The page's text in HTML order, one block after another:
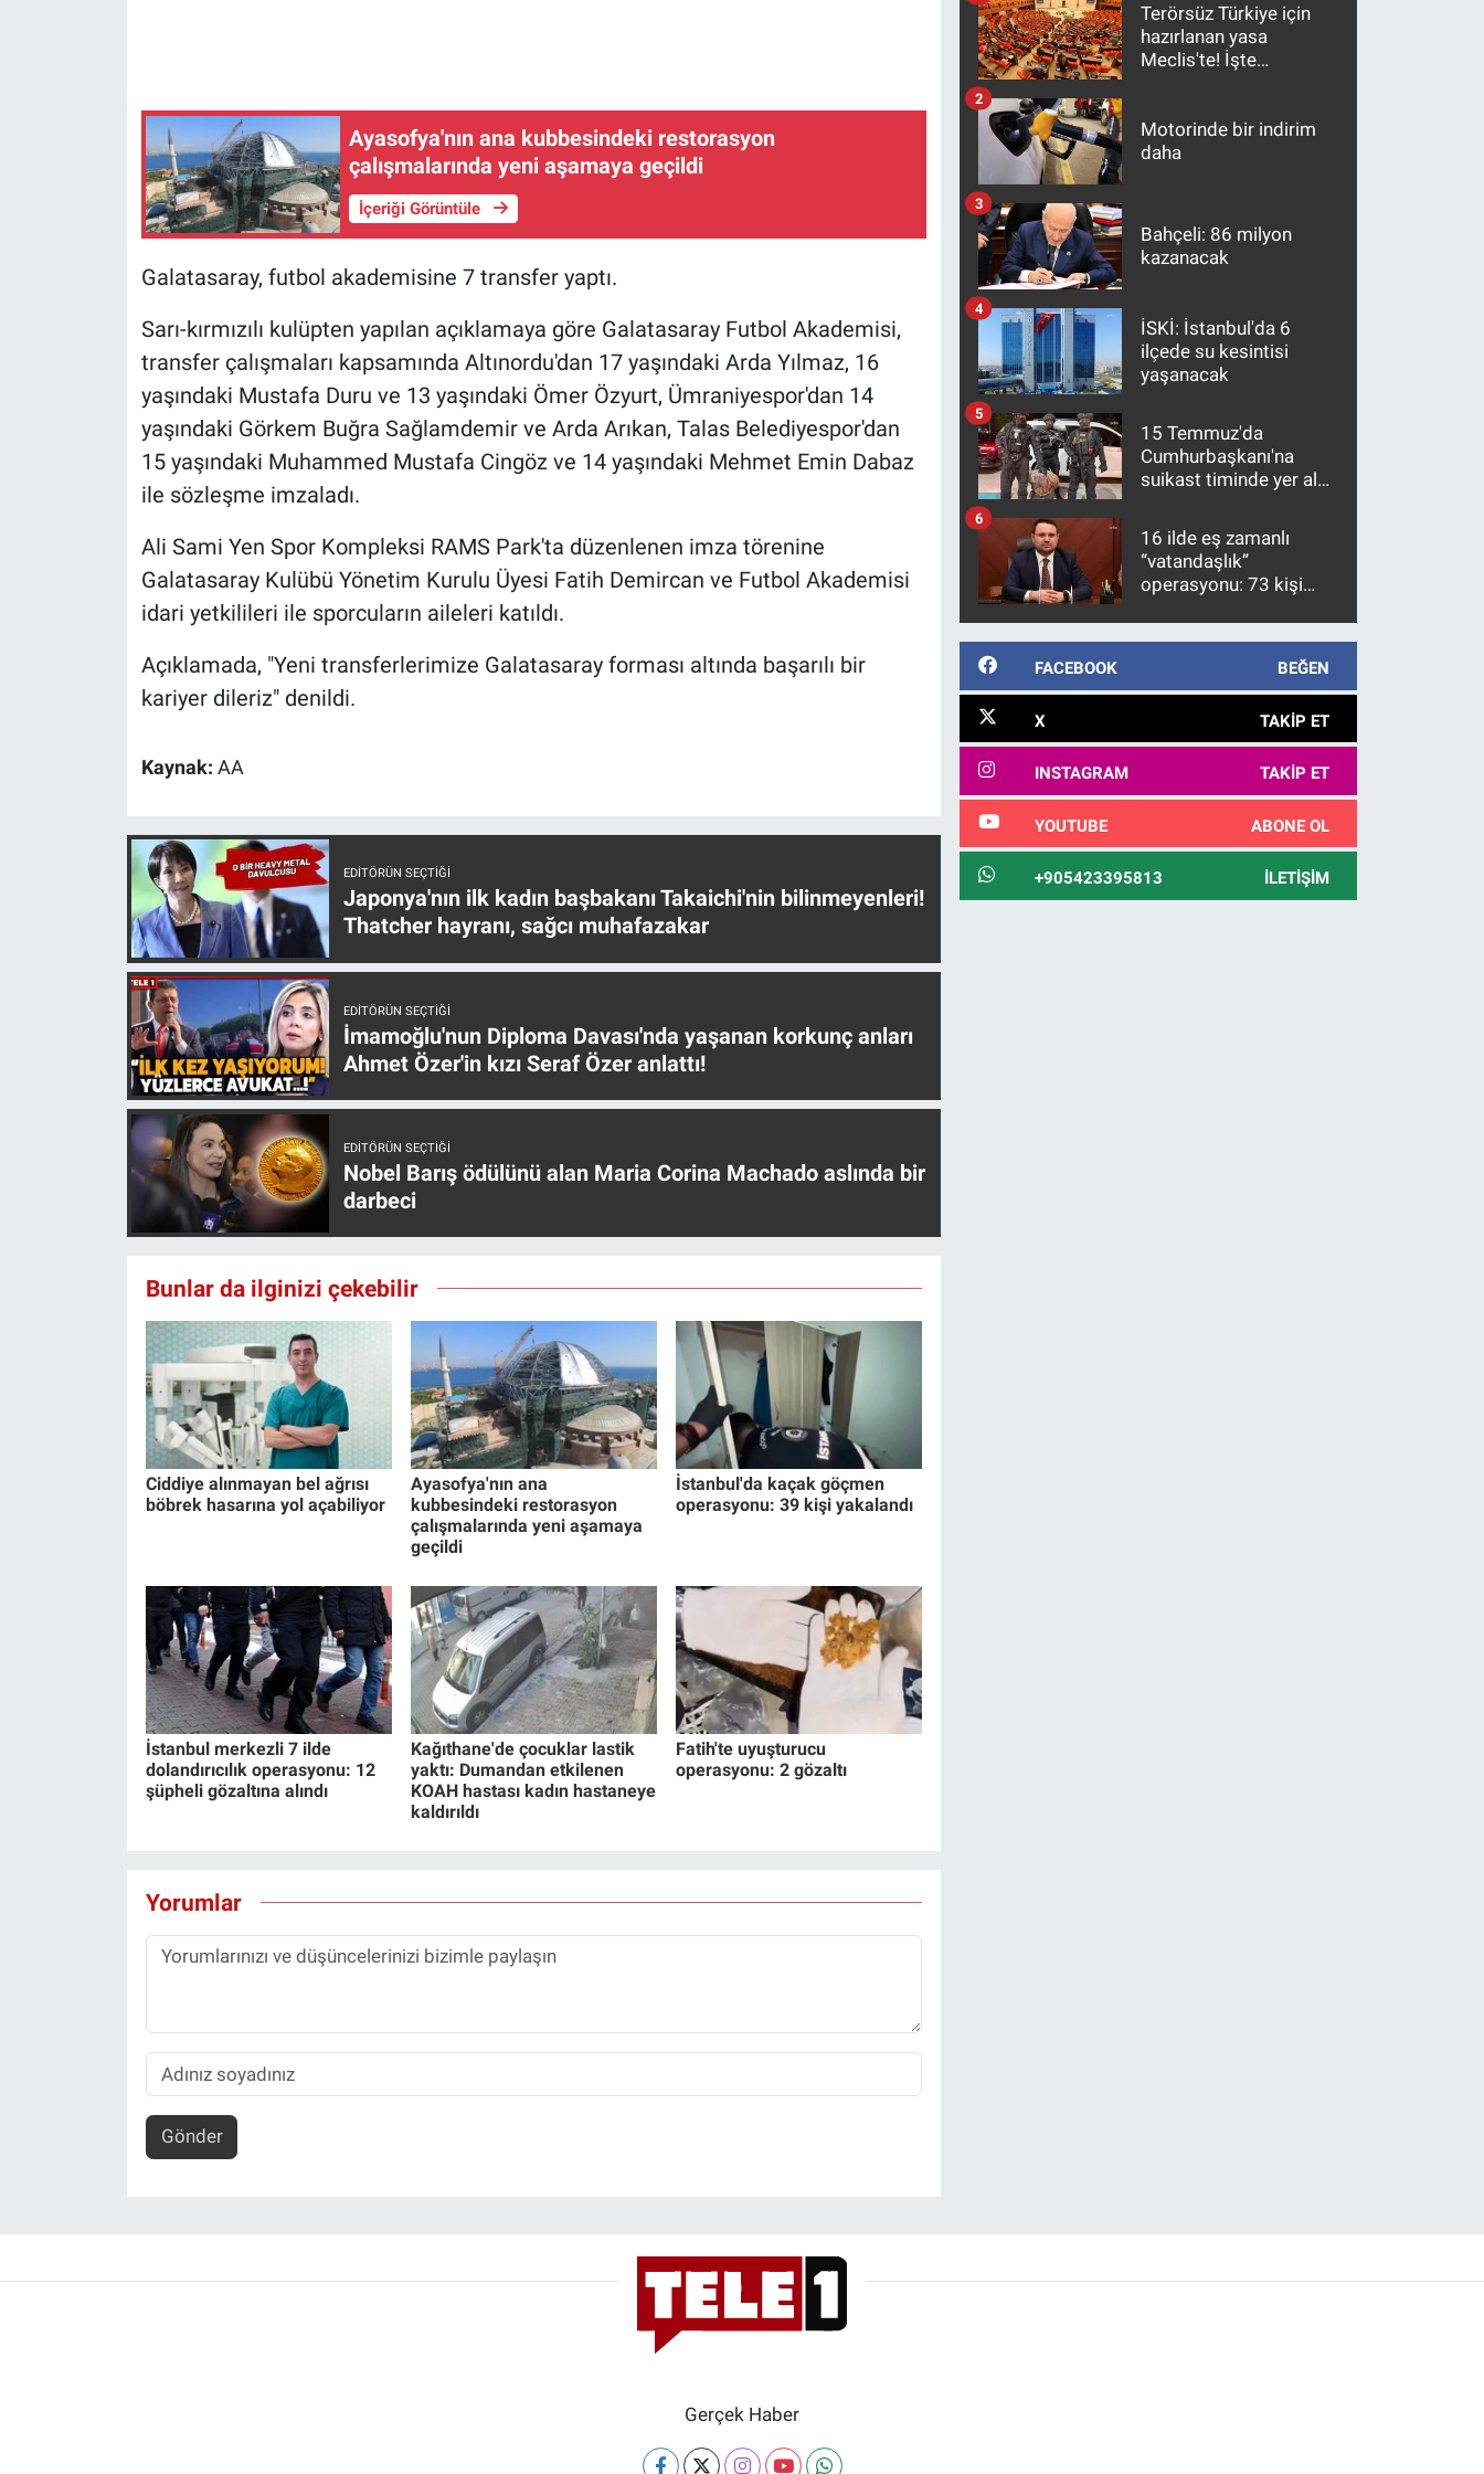
Ayasofya'nın ana kubbesindeki restorasyon
çalışmalarında yeni aşamaya geçildi
İçeriği Görüntüle
Galatasaray, futbol akademisine 7 transfer yaptı.
Sarı-kırmızılı kulüpten yapılan açıklamaya göre Galatasaray Futbol Akademisi,
transfer çalışmaları kapsamında Altınordu'dan 17 yaşındaki Arda Yılmaz, 16
yaşındaki Mustafa Duru ve 13 yaşındaki Ömer Özyurt, Ümraniyespor'dan 14
yaşındaki Görkem Buğra Sağlamdemir ve Arda Arıkan, Talas Belediyespor'dan
15 yaşındaki Muhammed Mustafa Cingöz ve 14 yaşındaki Mehmet Emin Dabaz
ile sözleşme imzaladı.
Ali Sami Yen Spor Kompleksi RAMS Park'ta düzenlenen imza törenine
Galatasaray Kulübü Yönetim Kurulu Üyesi Fatih Demircan ve Futbol Akademisi
idari yetkilileri ile sporcuların aileleri katıldı.
Açıklamada, "Yeni transferlerimize Galatasaray forması altında başarılı bir
kariyer dileriz" denildi.
Kaynak: AA
EDITÖRÜN SEÇTIĞI
Japonya'nın ilk kadın başbakanı Takaichi'nin bilinmeyenleri!
Thatcher hayranı, sağcı muhafazakar
EDITÖRÜN SEÇTIĞI
İmamoğlu'nun Diploma Davası'nda yaşanan korkunç anları
Ahmet Özer'in kızı Seraf Özer anlattı!
EDITÖRÜN SEÇTIĞI
Nobel Barış ödülünü alan Maria Corina Machado aslında bir
darbeci
Bunlar da ilginizi çekebilir
Ciddiye alınmayan bel ağrısı
böbrek hasarına yol açabiliyor
Ayasofya'nın ana
kubbesindeki restorasyon
çalışmalarında yeni aşamaya
geçildi
İstanbul'da kaçak göçmen
operasyonu: 39 kişi yakalandı
İstanbul merkezli 7 ilde
dolandırıcılık operasyonu: 12
şüpheli gözaltına alındı
Kağıthane'de çocuklar lastik
yaktı: Dumandan etkilenen
KOAH hastası kadın hastaneye
kaldırıldı
Fatih'te uyuşturucu
operasyonu: 2 gözaltı
Yorumlar
Gönder
Terörsüz Türkiye için
hazırlanan yasa
Meclis'te! İşte
Motorinde bir indirim
daha
2
Bahçeli: 86 milyon
kazanacak
3
İSKİ: İstanbul'da 6
ilçede su kesintisi
yaşanacak
4
15 Temmuz'da
Cumhurbaşkanı'na
suikast timinde yer alan
10 yıl sonra yakalandı
5
16 ilde eş zamanlı
“vatandaşlık”
operasyonu: 73 kişi
6
FACEBOOK BEĞEN
X TAKIP ET
INSTAGRAM TAKIP ET
YOUTUBE ABONE OL
+905423395813 İLETIŞIM
Gerçek Haber
Günün görüntüsü
Koronavirüs
Kültür Sanat
Ne demişti
Programlar
Türkiye'nin Geleceği
Türkiye'nin Gündemi
Yerel Gündem
Yerel Yaşam
Canlı Yayın